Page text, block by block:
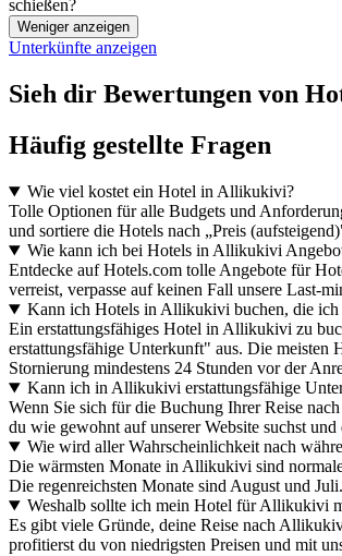
schießen?
Weniger anzeigen
Unterkünfte anzeigen
Sieh dir Bewertungen von
Häufig gestellte Fragen
Wie viel kostet ein Hotel in Allikukivi?
Tolle Optionen für alle Budgets und
und sortiere die Hotels nach „Preis
Wie kann ich bei Hotels in Allikukivi
Entdecke auf Hotels.com tolle Angebote für
verreist, verpasse auf keinen Fall unsere Last-
Kann ich Hotels in Allikukivi buchen, die ich
Ein erstattungsfähiges Hotel in Allikukivi zu
erstattungsfähige Unterkunft" aus. Die meisten
Stornierung mindestens 24 Stunden vor der
Kann ich in Allikukivi erstattungsfähige
Wenn Sie sich für die Buchung Ihrer Reise
du wie gewohnt auf unserer Website suchst
Wie wird aller Wahrscheinlichkeit nach
Die wärmsten Monate in Allikukivi sind
Die regenreichsten Monate sind August und Juli.
Weshalb sollte ich mein Hotel für Allikukivi
Es gibt viele Gründe, deine Reise nach
profitierst du von niedrigsten Preisen und mit